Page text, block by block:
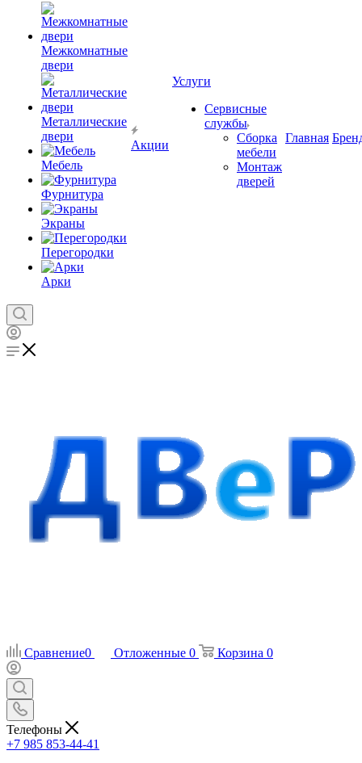
Межкомнатные
двери
Металлические
двери
Мебель
Фурнитура
Экраны
Перегородки
Арки
Акции
Услуги
Сервисные
службы
Сборка
мебели
Монтаж
дверей
Главная
Сравнение0 Отложенные 0 Корзина 0
Телефоны
+7 985 853-44-41